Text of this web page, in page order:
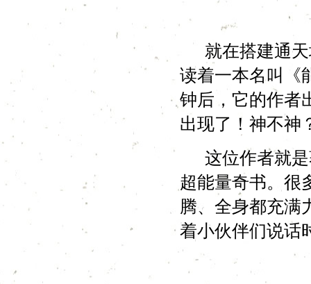
就在搭建通天
读着一本名叫《
钟后，它的作者
出现了！神不神
这位作者就是
超能量奇书。很
腾、全身都充满
着小伙伴们说话